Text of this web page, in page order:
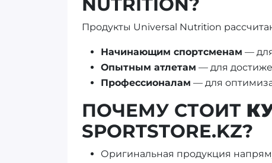
Продукты Universal Nutrition
Начинающим спортсменам —
Опытным атлетам — для
Профессионалам — для
ПОЧЕМУ СТОИТ
SPORTSTORE.KZ?
Оригинальная продукция